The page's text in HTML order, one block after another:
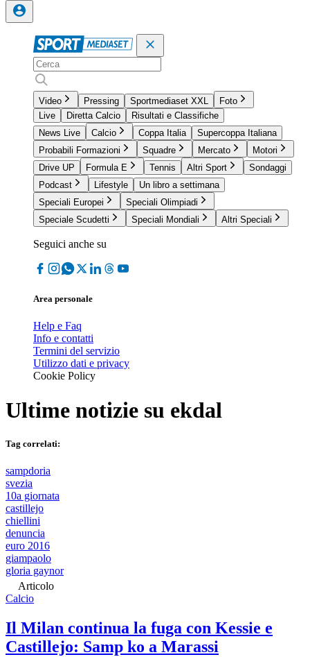
Video Pressing Sportmediaset XXL
Foto
Live
Diretta Calcio
Risultati e Classifiche
News Live
Calcio Coppa Italia
Supercoppa Italiana
Probabili Formazioni
Squadre Mercato
Motori
Drive UP
Formula E Tennis Altri Sport
Sondaggi
Podcast
Lifestyle
Un libro a settimana
Speciali Europei
Speciali Olimpiadi
Speciale Scudetti
Speciali Mondiali Altri Speciali
Seguici anche su
Area personale
Help e Faq
Info e contatti
Termini del servizio
Utilizzo dati e privacy
Cookie Policy
Ultime notizie su ekdal
Tag correlati:
sampdoria
svezia
10a giornata
castillejo
chiellini
denuncia
euro 2016
giampaolo
gloria gaynor
Articolo
Calcio
Il Milan continua la fuga con Kessie e
Castillejo: Samp ko a Marassi